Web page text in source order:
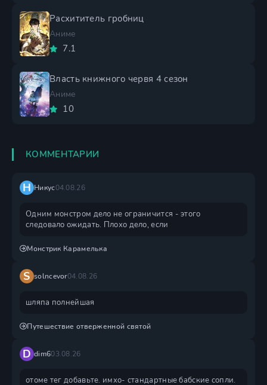
Расхититель гробниц
Аниме
7.1
Власть книжного червя 4 сезон
Аниме
10
КОММЕНТАРИИ
Н Никус04.08.26
Одним монстром дело не ограничится - этого
следовало ожидать. Плохо дело, если
Монстрик Карамелька
S solncevor04.08.26
шляпа полнейшая
Путешествие отверженной святой
D dim603.08.26
отоме тег добавьте. имхо- стандартные бабские сопли.